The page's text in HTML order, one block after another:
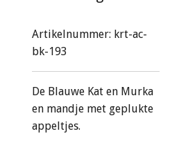
Artikelnummer: krt-ac-
bk-193
De Blauwe Kat en Murka
en mandje met geplukte
appeltjes.